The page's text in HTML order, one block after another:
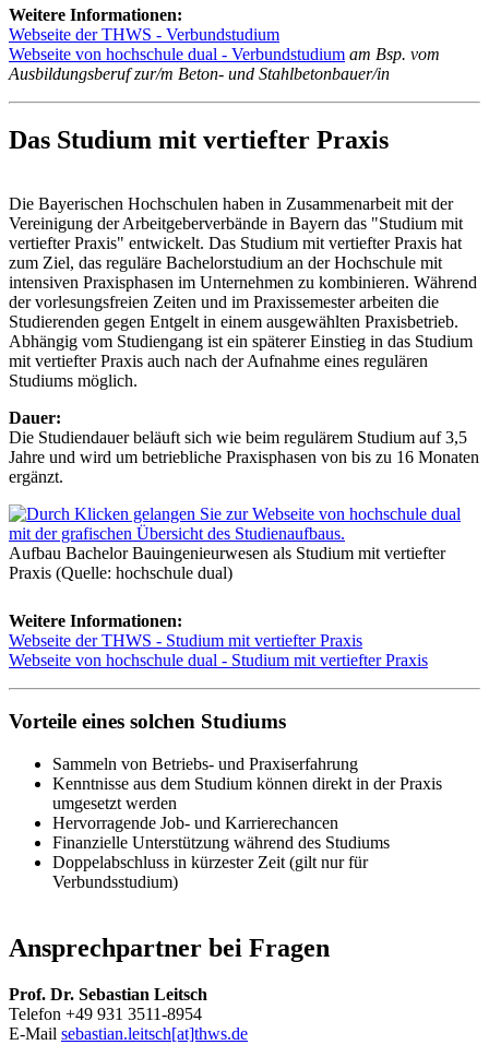
Weitere Informationen:
Webseite der THWS - Verbundstudium
Webseite von hochschule dual - Verbundstudium am Bsp. vom
Ausbildungsberuf zur/m Beton- und Stahlbetonbauer/in
Das Studium mit vertiefter Praxis
Die Bayerischen Hochschulen haben in Zusammenarbeit mit der
Vereinigung der Arbeitgeberverbände in Bayern das "Studium mit
vertiefter Praxis" entwickelt. Das Studium mit vertiefter Praxis hat
zum Ziel, das reguläre Bachelorstudium an der Hochschule mit
intensiven Praxisphasen im Unternehmen zu kombinieren. Während
der vorlesungsfreien Zeiten und im Praxissemester arbeiten die
Studierenden gegen Entgelt in einem ausgewählten Praxisbetrieb.
Abhängig vom Studiengang ist ein späterer Einstieg in das Studium
mit vertiefter Praxis auch nach der Aufnahme eines regulären
Studiums möglich.
Dauer:
Die Studiendauer beläuft sich wie beim regulärem Studium auf 3,5
Jahre und wird um betriebliche Praxisphasen von bis zu 16 Monaten
ergänzt.
Aufbau Bachelor Bauingenieurwesen als Studium mit vertiefter
Praxis (Quelle: hochschule dual)
Weitere Informationen:
Webseite der THWS - Studium mit vertiefter Praxis
Webseite von hochschule dual - Studium mit vertiefter Praxis
Vorteile eines solchen Studiums
Sammeln von Betriebs- und Praxiserfahrung
Kenntnisse aus dem Studium können direkt in der Praxis
umgesetzt werden
Hervorragende Job- und Karrierechancen
Finanzielle Unterstützung während des Studiums
Doppelabschluss in kürzester Zeit (gilt nur für
Verbundsstudium)
Ansprechpartner bei Fragen
Prof. Dr. Sebastian Leitsch
Telefon +49 931 3511-8954
E-Mail sebastian.leitsch[at]thws.de